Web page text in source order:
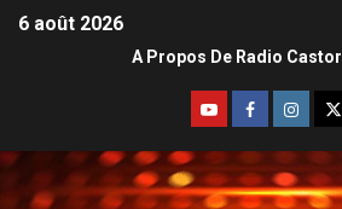
6 août 2026
A Propos De Radio Castor